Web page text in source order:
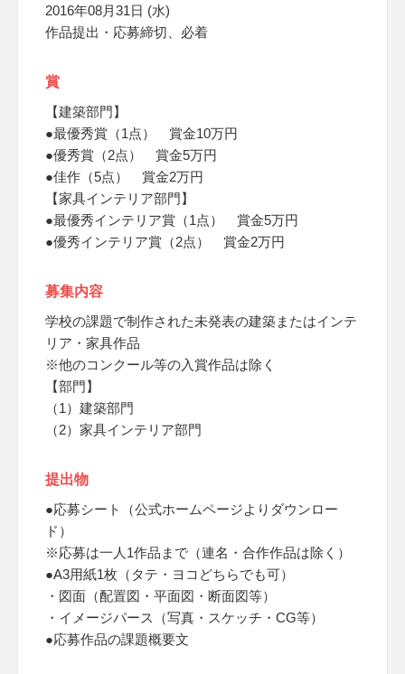
2016年08月31日 (水)
作品提出・応募締切、必着
賞
【建築部門】
●最優秀賞（1点） 賞金10万円
●優秀賞（2点） 賞金5万円
●佳作（5点） 賞金2万円
【家具インテリア部門】
●最優秀インテリア賞（1点） 賞金5万円
●優秀インテリア賞（2点） 賞金2万円
募集内容
学校の課題で制作された未発表の建築またはインテ
リア・家具作品
※他のコンクール等の入賞作品は除く
【部門】
（1）建築部門
（2）家具インテリア部門
提出物
●応募シート（公式ホームページよりダウンロー
ド）
※応募は一人1作品まで（連名・合作作品は除く）
●A3用紙1枚（タテ・ヨコどちらでも可）
・図面（配置図・平面図・断面図等）
・イメージパース（写真・スケッチ・CG等）
●応募作品の課題概要文